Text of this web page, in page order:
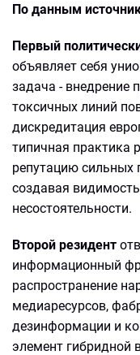
По данным
Первый
объявляет себя
задача - внедрение
токсичных линий
дискредитация
типичная практика
репутацию сильных
создавая
несостоятельности.
Второй резидент
информационный
распространение
медиаресурсов,
дезинформации и
элемент гибридной